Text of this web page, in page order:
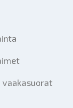
vaakasuorat